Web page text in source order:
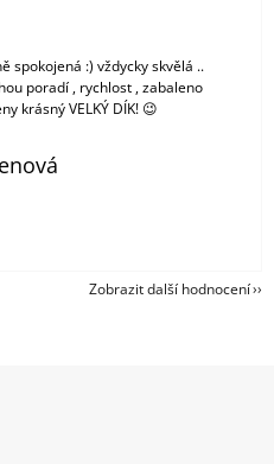
je 5 z 5 hvězdiček.
spokojená :) vždycky skvělá ..
poradí , rychlost , zabaleno
krásný VELKÝ DÍK! 😉
je 5 z 5 hvězdiček.
Zobrazit další hodnocení